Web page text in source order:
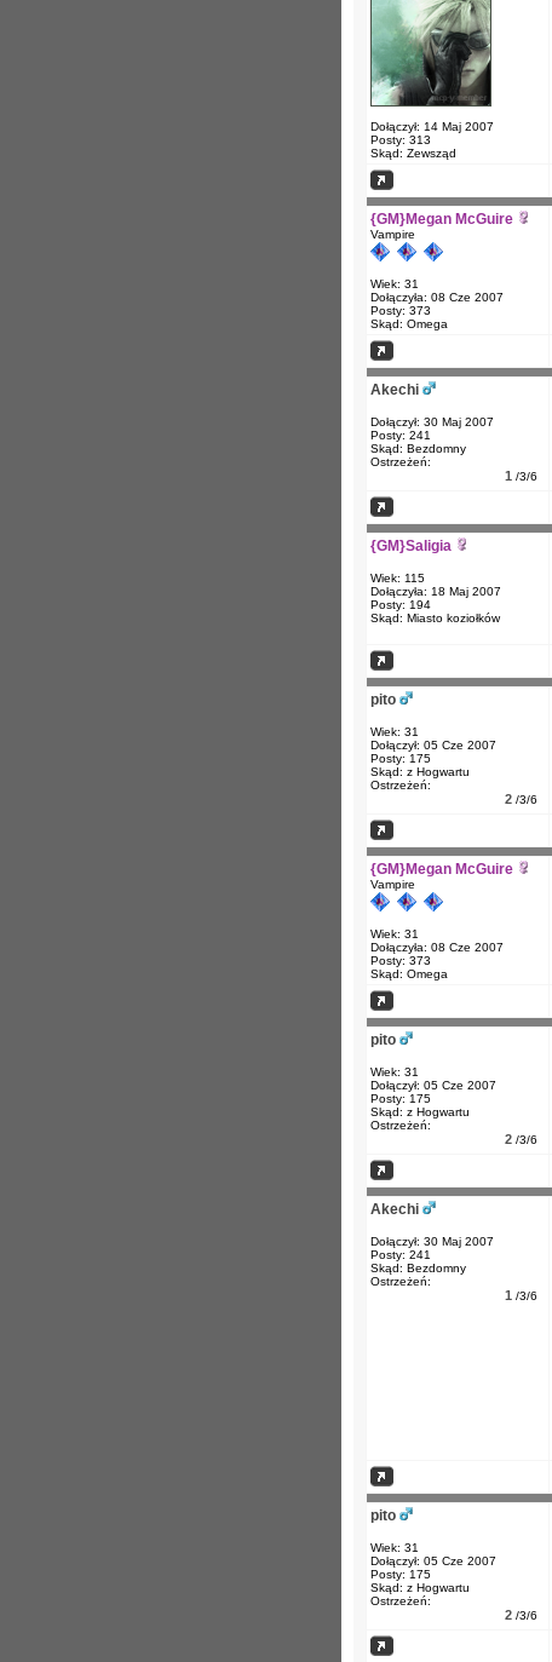
Dołączył: 14 Maj 2007
Posty: 313
Skąd: Zewsząd
{GM}Megan McGuire
Vampire
Wiek: 31
Dołączyła: 08 Cze 2007
Posty: 373
Skąd: Omega
Akechi
Dołączył: 30 Maj 2007
Posty: 241
Skąd: Bezdomny
Ostrzeżeń:
1 /3/6
{GM}Saligia
Wiek: 115
Dołączyła: 18 Maj 2007
Posty: 194
Skąd: Miasto koziołków
pito
Wiek: 31
Dołączył: 05 Cze 2007
Posty: 175
Skąd: z Hogwartu
Ostrzeżeń:
2 /3/6
{GM}Megan McGuire
Vampire
Wiek: 31
Dołączyła: 08 Cze 2007
Posty: 373
Skąd: Omega
pito
Wiek: 31
Dołączył: 05 Cze 2007
Posty: 175
Skąd: z Hogwartu
Ostrzeżeń:
2 /3/6
Akechi
Dołączył: 30 Maj 2007
Posty: 241
Skąd: Bezdomny
Ostrzeżeń:
1 /3/6
pito
Wiek: 31
Dołączył: 05 Cze 2007
Posty: 175
Skąd: z Hogwartu
Ostrzeżeń:
2 /3/6